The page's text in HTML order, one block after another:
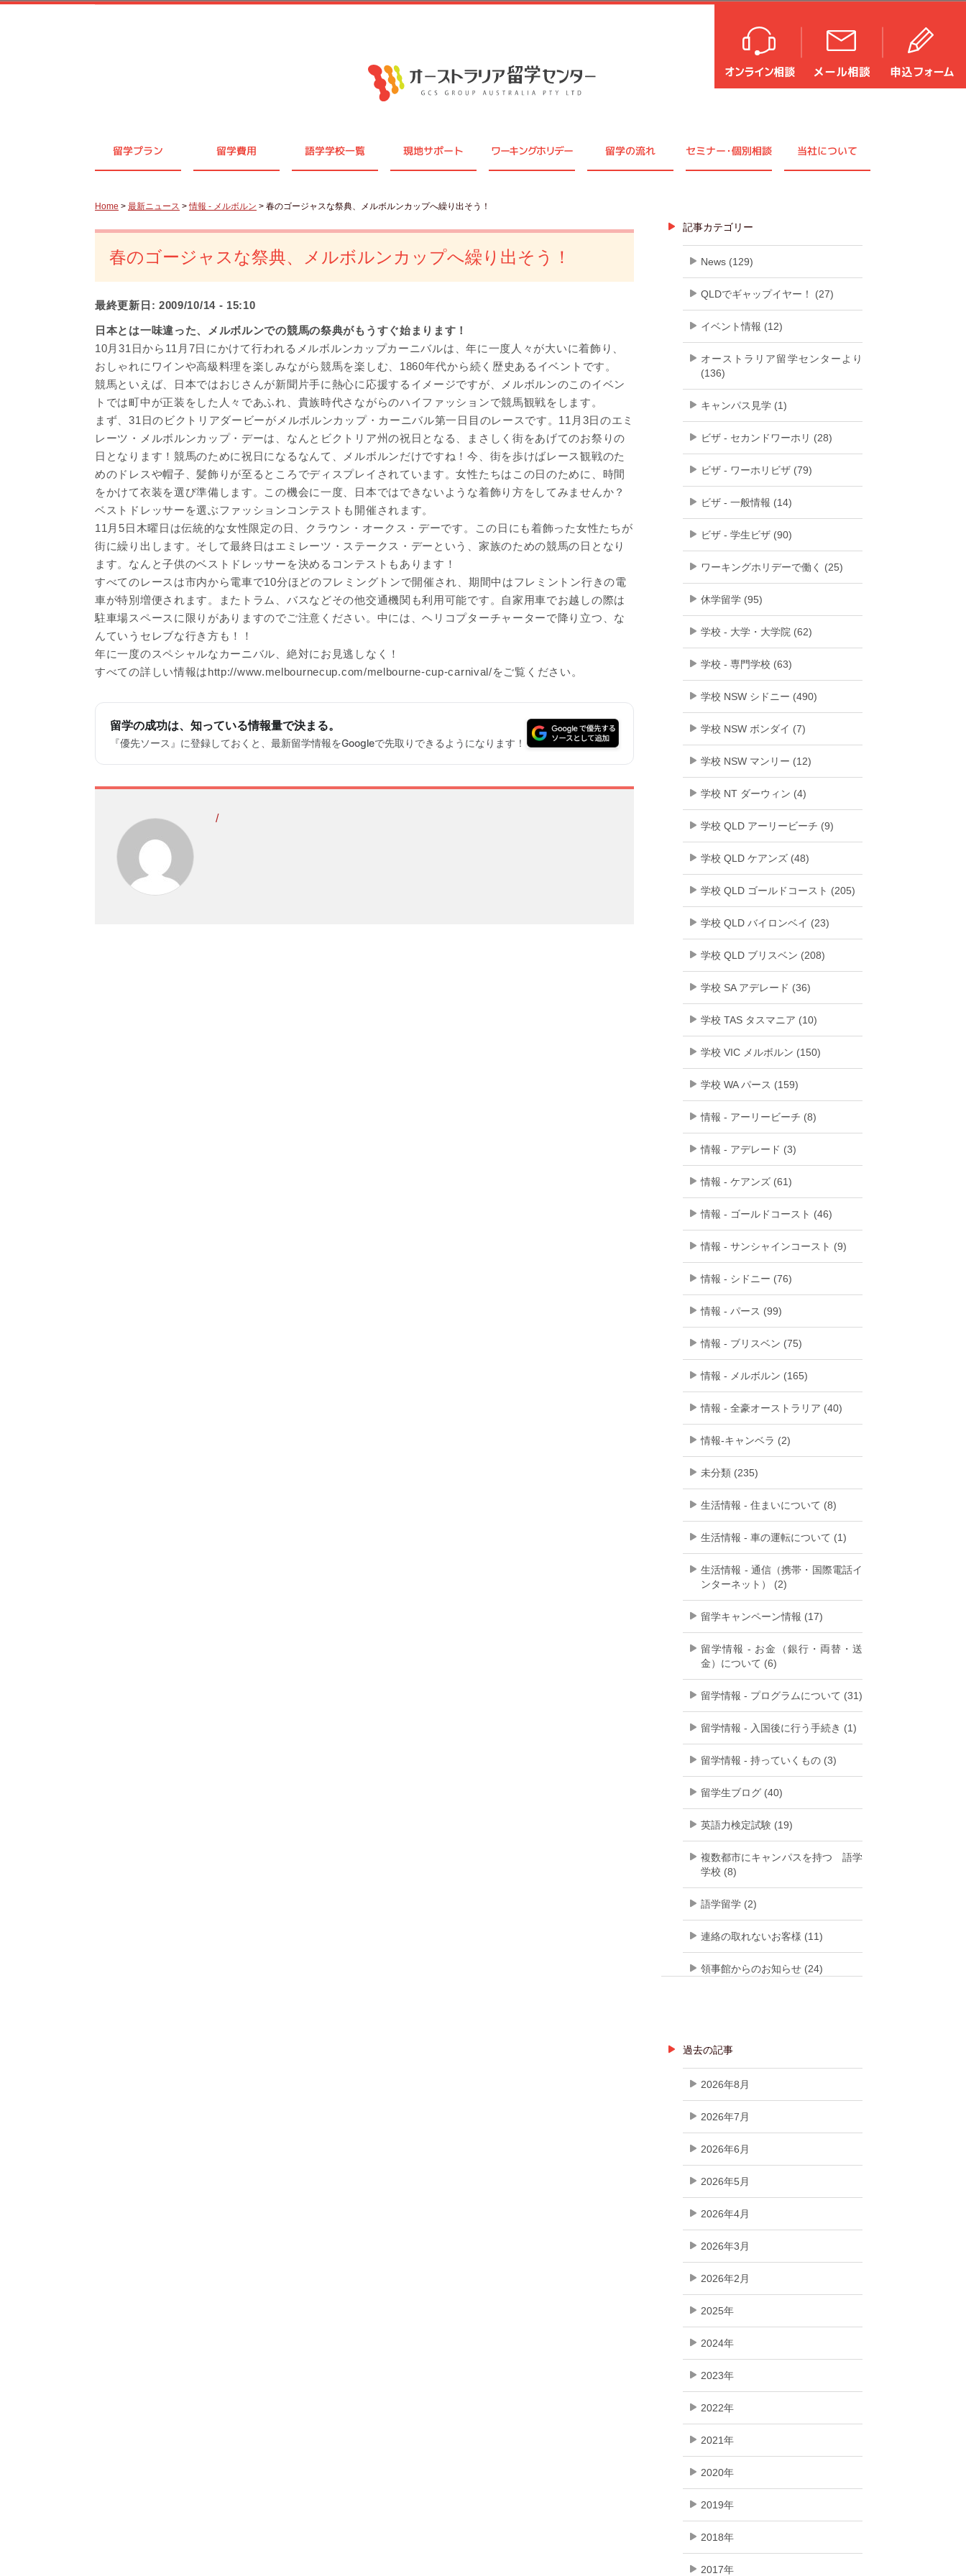
留学プラン 留学費用 語学学校一覧 現地サポート ワーキングホリデー 留学の流れ セミナー・個別相談 当社について
Home > 最新ニュース >情報 - メルボルン > 春のゴージャスな祭典、メルボルンカップへ繰り出そう！
春のゴージャスな祭典、メルボルンカップへ繰り出そう！
最終更新日: 2009/10/14 - 15:10
日本とは一味違った、メルボルンでの競馬の祭典がもうすぐ始まります！
10月31日から11月7日にかけて行われるメルボルンカップカーニバルは、年に一度人々が大いに着飾り、
おしゃれにワインや高級料理を楽しみながら競馬を楽しむ、1860年代から続く歴史あるイベントです。
競馬といえば、日本ではおじさんが新聞片手に熱心に応援するイメージですが、メルボルンのこのイベン
トでは町中が正装をした人々であふれ、貴族時代さながらのハイファッションで競馬観戦をします。
まず、31日のビクトリアダービーがメルボルンカップ・カーニバル第一日目のレースです。11月3日のエミ
レーツ・メルボルンカップ・デーは、なんとビクトリア州の祝日となる、まさしく街をあげてのお祭りの
日となります！競馬のために祝日になるなんて、メルボルンだけですね！今、街を歩けばレース観戦のた
めのドレスや帽子、髪飾りが至るところでディスプレイされています。女性たちはこの日のために、時間
をかけて衣装を選び準備します。この機会に一度、日本ではできないような着飾り方をしてみませんか？
ベストドレッサーを選ぶファッションコンテストも開催されます。
11月5日木曜日は伝統的な女性限定の日、クラウン・オークス・デーです。この日にも着飾った女性たちが
街に繰り出します。そして最終日はエミレーツ・ステークス・デーという、家族のための競馬の日となり
ます。なんと子供のベストドレッサーを決めるコンテストもあります！
すべてのレースは市内から電車で10分ほどのフレミングトンで開催され、期間中はフレミントン行きの電
車が特別増便されます。またトラム、バスなどその他交通機関も利用可能です。自家用車でお越しの際は
駐車場スペースに限りがありますのでご注意ください。中には、ヘリコプターチャーターで降り立つ、な
んていうセレブな行き方も！！
年に一度のスペシャルなカーニバル、絶対にお見逃しなく！
すべての詳しい情報はhttp://www.melbournecup.com/melbourne-cup-carnival/をご覧ください。
留学の成功は、知っている情報量で決まる。
『優先ソース』に登録しておくと、最新留学情報をGoogleで先取りできるようになります！
/
記事カテゴリー
News (129)
QLDでギャップイヤー！ (27)
イベント情報 (12)
オーストラリア留学センターより
(136)
キャンパス見学 (1)
ビザ - セカンドワーホリ (28)
ビザ - ワーホリビザ (79)
ビザ - 一般情報 (14)
ビザ - 学生ビザ (90)
ワーキングホリデーで働く (25)
休学留学 (95)
学校 - 大学・大学院 (62)
学校 - 専門学校 (63)
学校 NSW シドニー (490)
学校 NSW ボンダイ (7)
学校 NSW マンリー (12)
学校 NT ダーウィン (4)
学校 QLD アーリービーチ (9)
学校 QLD ケアンズ (48)
学校 QLD ゴールドコースト (205)
学校 QLD バイロンベイ (23)
学校 QLD ブリスベン (208)
学校 SA アデレード (36)
学校 TAS タスマニア (10)
学校 VIC メルボルン (150)
学校 WA パース (159)
情報 - アーリービーチ (8)
情報 - アデレード (3)
情報 - ケアンズ (61)
情報 - ゴールドコースト (46)
情報 - サンシャインコースト (9)
情報 - シドニー (76)
情報 - パース (99)
情報 - ブリスベン (75)
情報 - メルボルン (165)
情報 - 全豪オーストラリア (40)
情報-キャンベラ (2)
未分類 (235)
生活情報 - 住まいについて (8)
生活情報 - 車の運転について (1)
生活情報 - 通信（携帯・国際電話イ
ンターネット） (2)
留学キャンペーン情報 (17)
留学情報 - お金（銀行・両替・送
金）について (6)
留学情報 - プログラムについて (31)
留学情報 - 入国後に行う手続き (1)
留学情報 - 持っていくもの (3)
留学生ブログ (40)
英語力検定試験 (19)
複数都市にキャンパスを持つ 語学
学校 (8)
語学留学 (2)
連絡の取れないお客様 (11)
領事館からのお知らせ (24)
過去の記事
2026年8月
2026年7月
2026年6月
2026年5月
2026年4月
2026年3月
2026年2月
2025年
2024年
2023年
2022年
2021年
2020年
2019年
2018年
2017年